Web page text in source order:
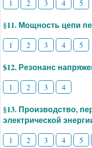
1 2 3 4 5
§11. Мощность цепи
1 2 3 4 5
$12. Резонанс
1 2 3 4
§13. Производство,
электрической
1 2 3 4 5